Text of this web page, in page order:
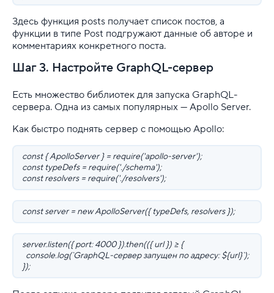
Здесь функция posts получает список постов, а
функции в типе Post подгружают данные об авторе и
комментариях конкретного поста.
Шаг 3. Настройте GraphQL-сервер
Есть множество библиотек для запуска GraphQL-
сервера. Одна из самых популярных — Apollo Server.
Как быстро поднять сервер с помощью Apollo:
const { ApolloServer } = require('apollo-server');
const typeDefs = require('./schema');
const resolvers = require('./resolvers');
const server = new ApolloServer({ typeDefs, resolvers });
server.listen({ port: 4000 }).then(({ url }) => {
console.log(`GraphQL-сервер запущен по адресу: ${url}`);
});